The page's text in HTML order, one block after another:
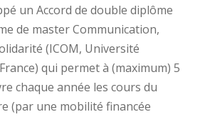
un Accord de double diplôme
de master Communication,
(ICOM, Université
qui permet à (maximum) 5
chaque année les cours du
(par une mobilité financée